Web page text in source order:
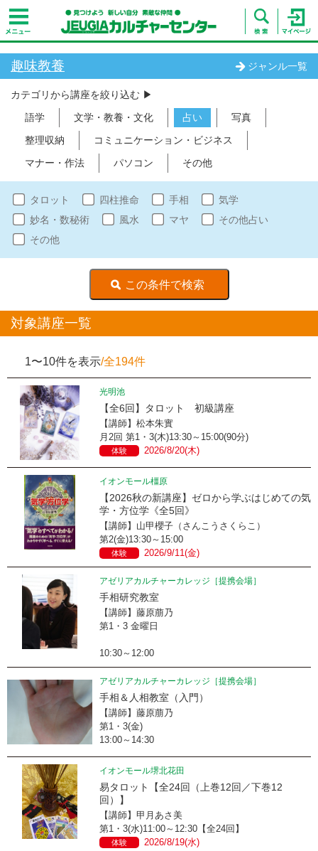
趣味教養 ジャンル一覧
カテゴリから講座を絞り込む ▶︎
語学
文学・教養・文化 占い
写真
整理収納
コミュニケーション・ビジネス
マナー・作法
パソコン その他
タロット 四柱推命 手相
気学
妙名・数秘術
風水 マヤ
その他占い
その他
対象講座一覧
1〜10件を表示/全194件
光明池
【全6回】タロット 初級講座
【講師】松本朱實
月2回 第1・3(木)13:30～15:00(90分)
体験 2026/8/20(木)
イオンモール橿原
【2026秋の新講座】ゼロから学ぶはじめての気
学・方位学《全5回》
【講師】山甲櫻子（さんこうさくらこ）
第2(金)13:30～15:00
体験 2026/9/11(金)
アゼリアカルチャーカレッジ［提携会場］
手相研究教室
【講師】藤原萠乃
第1・3 金曜日
10:30～12:00
アゼリアカルチャーカレッジ［提携会場］
手相＆人相教室（入門）
【講師】藤原萠乃
第1・3(金)
13:00～14:30
イオンモール堺北花田
易タロット【全24回（上巻12回／下巻12
回）】
【講師】甲月あさ美
第1・3(水)11:00～12:30【全24回】
体験 2026/8/19(水)